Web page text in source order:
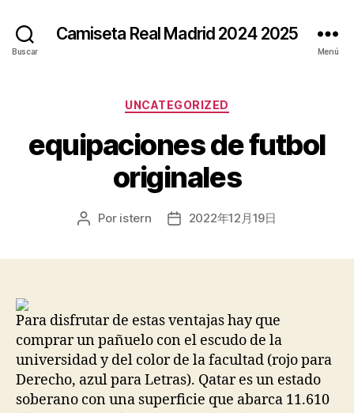
Buscar
Camiseta Real Madrid 2024 2025
Menú
Categorías
UNCATEGORIZED
equipaciones de futbol
originales
Autor
Por istern
Fecha2022年12月19日
Para disfrutar de estas ventajas hay que
comprar un pañuelo con el escudo de la
universidad y del color de la facultad (rojo para
Derecho, azul para Letras). Qatar es un estado
soberano con una superficie que abarca 11.610